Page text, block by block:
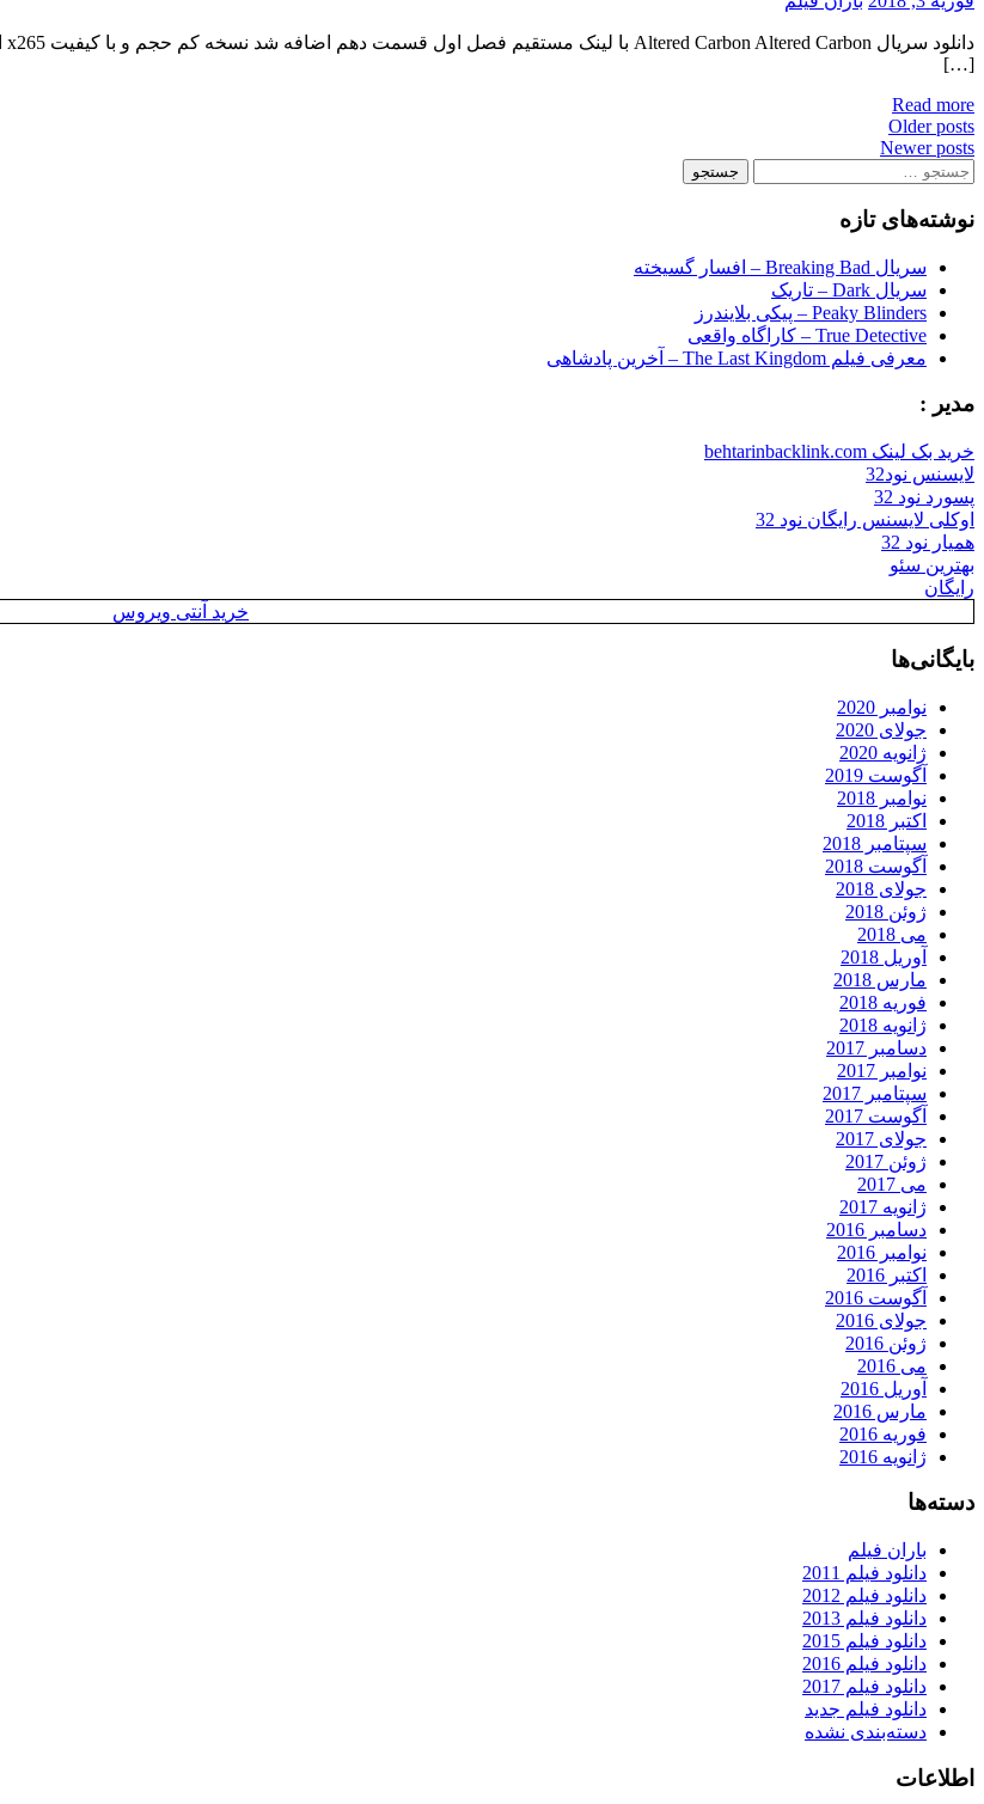
[…]
Read more
Posts
navigation
Older posts
Newer posts
جستجو
نوشته‌های تازه
سریال Breaking Bad – افسار گسیخته
سریال Dark – تاریک
Peaky Blinders – پیکی بلایندرز
True Detective – کاراگاه واقعی
معرفی فیلم The Last Kingdom – آخرین پادشاهی
مدیر :
خرید بک لینک behtarinbacklink.com
لایسنس نود32
پسورد نود 32
اوکلی لایسنس رایگان نود 32
همیار نود 32
بهترین سئو
رایگان
خرید آنتی ویروس
بایگانی‌ها
نوامبر 2020
جولای 2020
ژانویه 2020
آگوست 2019
نوامبر 2018
اکتبر 2018
سپتامبر 2018
آگوست 2018
جولای 2018
ژوئن 2018
می 2018
آوریل 2018
مارس 2018
فوریه 2018
ژانویه 2018
دسامبر 2017
نوامبر 2017
سپتامبر 2017
آگوست 2017
جولای 2017
ژوئن 2017
می 2017
ژانویه 2017
دسامبر 2016
نوامبر 2016
اکتبر 2016
آگوست 2016
جولای 2016
ژوئن 2016
می 2016
آوریل 2016
مارس 2016
فوریه 2016
ژانویه 2016
دسته‌ها
باران فیلم
دانلود فیلم 2011
دانلود فیلم 2012
دانلود فیلم 2013
دانلود فیلم 2015
دانلود فیلم 2016
دانلود فیلم 2017
دانلود فیلم جدید
دسته‌بندی نشده
اطلاعات